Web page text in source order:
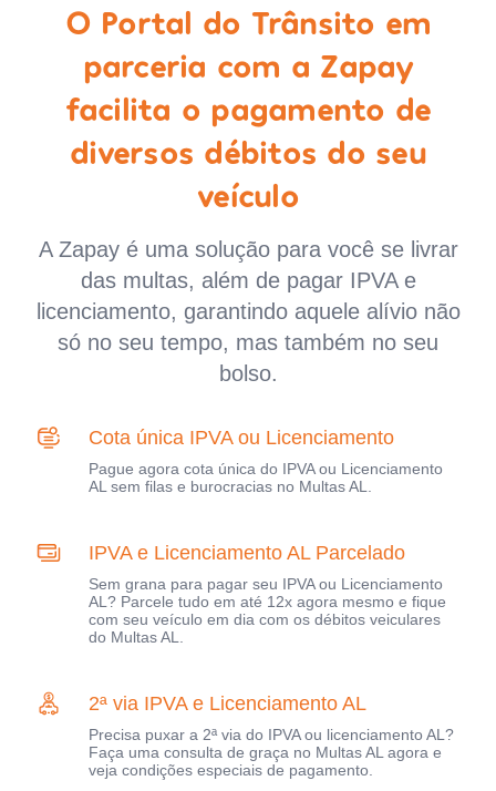
O Portal do Trânsito em
parceria com a Zapay
facilita o pagamento de
diversos débitos do seu
veículo
A Zapay é uma solução para você se livrar
das multas, além de pagar IPVA e
licenciamento, garantindo aquele alívio não
só no seu tempo, mas também no seu
bolso.
Cota única IPVA ou Licenciamento
Pague agora cota única do IPVA ou Licenciamento
AL sem filas e burocracias no Multas AL.
IPVA e Licenciamento AL Parcelado
Sem grana para pagar seu IPVA ou Licenciamento
AL? Parcele tudo em até 12x agora mesmo e fique
com seu veículo em dia com os débitos veiculares
do Multas AL.
2ª via IPVA e Licenciamento AL
Precisa puxar a 2ª via do IPVA ou licenciamento AL?
Faça uma consulta de graça no Multas AL agora e
veja condições especiais de pagamento.